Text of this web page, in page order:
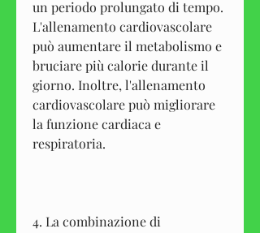
un periodo prolungato di tempo.
L'allenamento cardiovascolare
può aumentare il metabolismo e
bruciare più calorie durante il
giorno. Inoltre, l'allenamento
cardiovascolare può migliorare
la funzione cardiaca e
respiratoria.
4. La combinazione di